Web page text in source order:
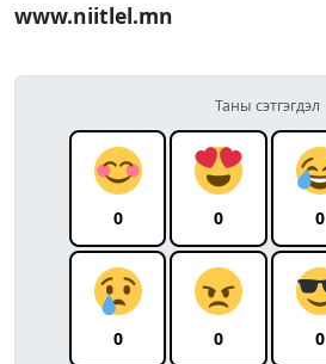
www.niitlel.mn
Таны сэтгэгдэл
0 0 0
0 0 0